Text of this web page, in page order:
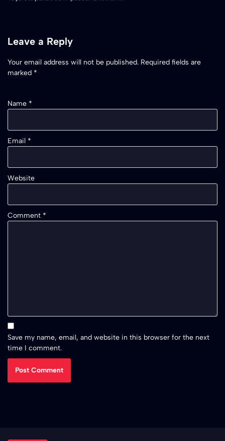
Leave a Reply
Your email address will not be published. Required fields are
marked *
Name *
Email *
Website
Comment *
Save my name, email, and website in this browser for the next
time I comment.